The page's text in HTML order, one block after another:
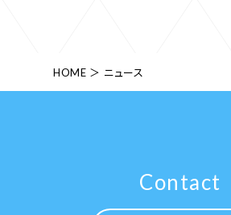
HOME ニュース
Contact